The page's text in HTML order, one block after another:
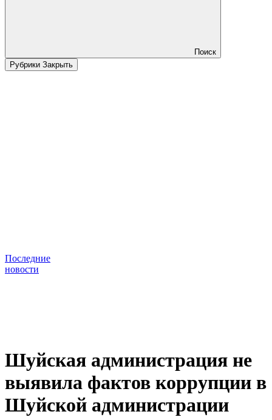
Поиск
Рубрики Закрыть
Последние
новости
Шуйская администрация не
выявила фактов коррупции в
Шуйской администрации